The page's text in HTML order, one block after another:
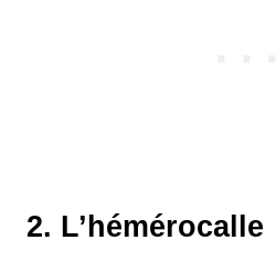
2. L’hémérocalle